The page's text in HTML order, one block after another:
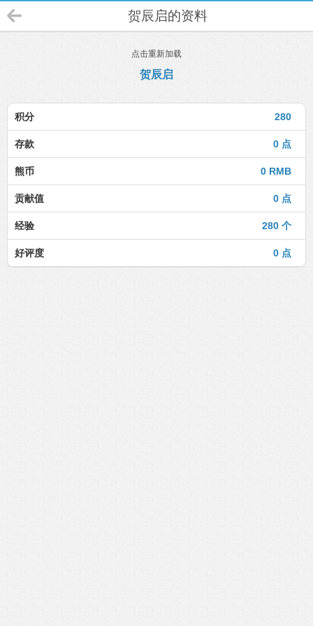
贺辰启的资料
点击重新加载
贺辰启
280
积分
0 点
存款
0 RMB
熊币
0 点
贡献值
280 个
经验
0 点
好评度